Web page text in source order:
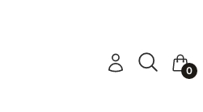
Zaloguj sięOtwórz
Szukaj